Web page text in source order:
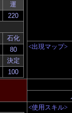
運
石化
決定
<出現マップ>
<使用スキル>